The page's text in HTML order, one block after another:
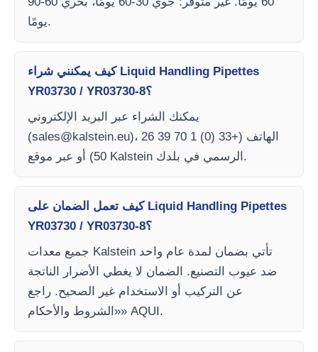
يومًا.
كيف يمكنني شراء Liquid Handling Pipettes
YR03730 / YR03730-8؟
يمكنك الشراء عبر البريد الإلكتروني
(sales@kalstein.eu)، الهاتف (+33 (0) 1 70 39 26
50) أو عبر موقع Kalstein الرسمي في بلدك.
كيف تعمل الضمان على Liquid Handling Pipettes
YR03730 / YR03730-8؟
جميع معدات Kalstein تأتي بضمان لمدة عام واحد
ضد عيوب التصنيع. الضمان لا يغطي الأضرار الناتجة
عن التركيب أو الاستخدام غير الصحيح. راجع
«الشروط والأحكام» AQUI.